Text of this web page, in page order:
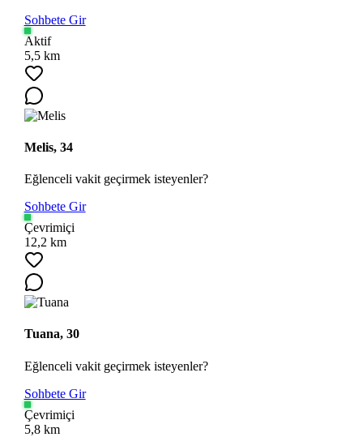
Sohbete Gir
Aktif
5,5 km
Melis, 34
Eğlenceli vakit geçirmek isteyenler?
Sohbete Gir
Çevrimiçi
12,2 km
Tuana, 30
Eğlenceli vakit geçirmek isteyenler?
Sohbete Gir
Çevrimiçi
5,8 km